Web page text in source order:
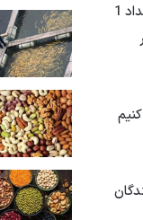
اخبار یورو: دانش ما همیشه با احساسات ما یکسان نیست. به عنوان مثال ، همه ما می دانیم که در یک قرعه کشی ، احتمال اعداد 1
2 مطالعه ، شرکت کنندگان